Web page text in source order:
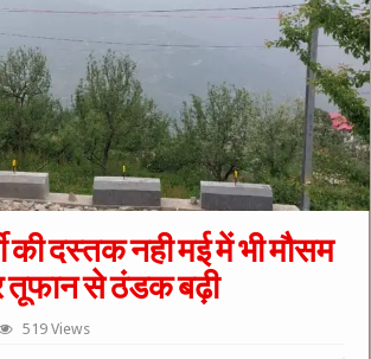
की दस्तक नही मई में भी मौसम
तूफान से ठंडक बढ़ी
519 Views